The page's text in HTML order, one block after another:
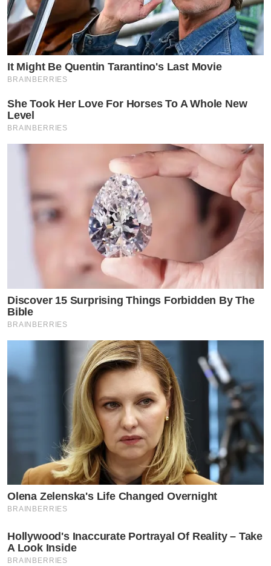
It Might Be Quentin Tarantino's Last Movie
BRAINBERRIES
She Took Her Love For Horses To A Whole New
Level
BRAINBERRIES
Discover 15 Surprising Things Forbidden By The
Bible
BRAINBERRIES
Olena Zelenska's Life Changed Overnight
BRAINBERRIES
Hollywood's Inaccurate Portrayal Of Reality – Take
A Look Inside
BRAINBERRIES